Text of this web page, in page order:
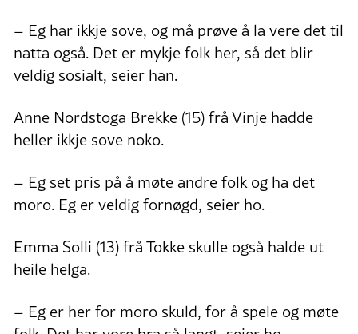
– Eg har ikkje sove, og må prøve å la vere det til
natta også. Det er mykje folk her, så det blir
veldig sosialt, seier han.
Anne Nordstoga Brekke (15) frå Vinje hadde
heller ikkje sove noko.
– Eg set pris på å møte andre folk og ha det
moro. Eg er veldig fornøgd, seier ho.
Emma Solli (13) frå Tokke skulle også halde ut
heile helga.
– Eg er her for moro skuld, for å spele og møte